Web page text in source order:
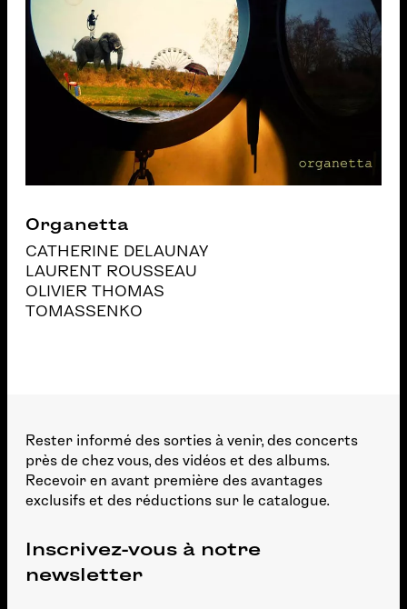
Organetta
CATHERINE DELAUNAY
LAURENT ROUSSEAU
OLIVIER THOMAS
TOMASSENKO
Rester informé des sorties à venir, des concerts
près de chez vous, des vidéos et des albums.
Recevoir en avant première des avantages
exclusifs et des réductions sur le catalogue.
Inscrivez-vous à notre
newsletter